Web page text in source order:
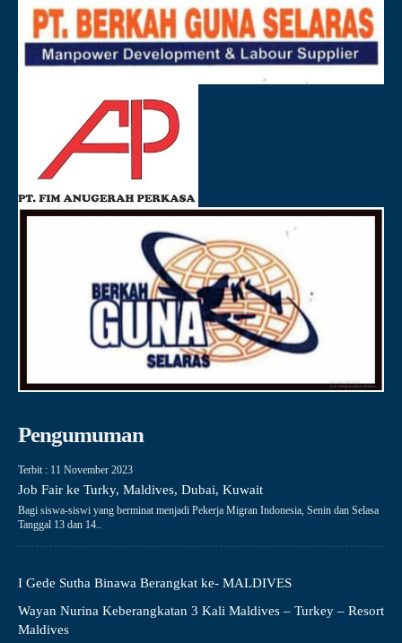
Pengumuman
Terbit : 11 November 2023
Job Fair ke Turky, Maldives, Dubai, Kuwait
Bagi siswa-siswi yang berminat menjadi Pekerja Migran Indonesia, Senin dan Selasa
Tanggal 13 dan 14..
I Gede Sutha Binawa Berangkat ke- MALDIVES
Wayan Nurina Keberangkatan 3 Kali Maldives – Turkey – Resort
Maldives